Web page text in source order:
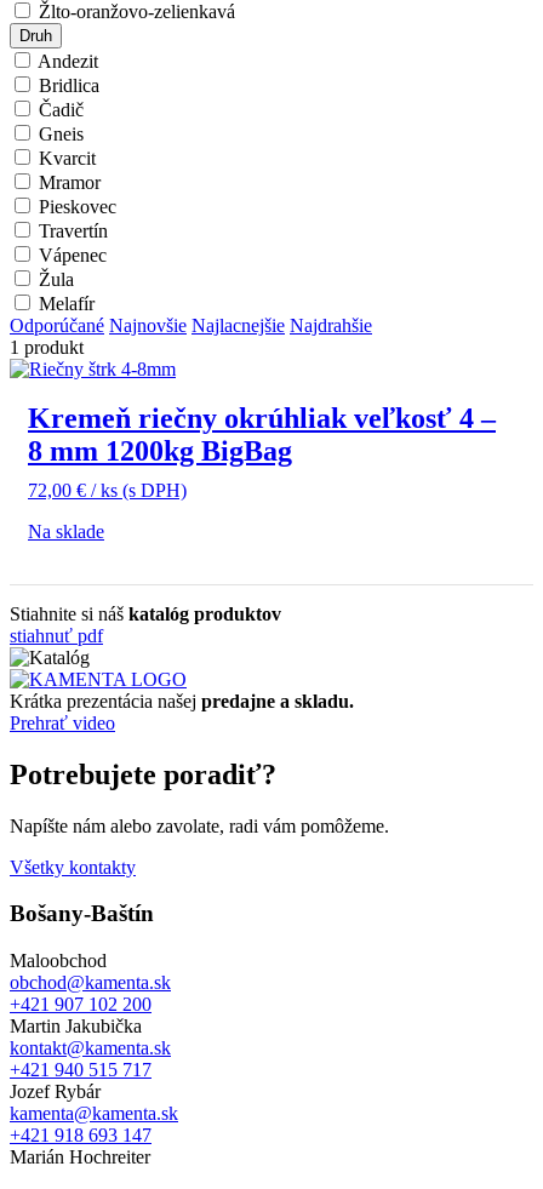
Žlto-oranžovo-zelienkavá
Druh
Andezit
Bridlica
Čadič
Gneis
Kvarcit
Mramor
Pieskovec
Travertín
Vápenec
Žula
Melafír
Odporúčané Najnovšie Najlacnejšie Najdrahšie
1 produkt
Kremeň riečny okrúhliak veľkosť 4 –
8 mm 1200kg BigBag
72,00 € / ks (s DPH)
Na sklade
Stiahnite si náš katalóg produktov
stiahnuť pdf
Krátka prezentácia našej predajne a skladu.
Prehrať video
Potrebujete poradiť?
Napíšte nám alebo zavolate, radi vám pomôžeme.
Všetky kontakty
Bošany-Baštín
Maloobchod
obchod@kamenta.sk
+421 907 102 200
Martin Jakubička
kontakt@kamenta.sk
+421 940 515 717
Jozef Rybár
kamenta@kamenta.sk
+421 918 693 147
Marián Hochreiter